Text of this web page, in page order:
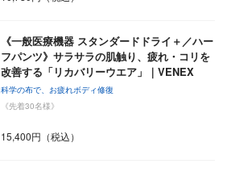
《一般医療機器 スタンダードドライ＋／ハー
フパンツ》サラサラの肌触り、疲れ・コリを
改善する「リカバリーウエア」｜VENEX
科学の布で、お疲れボディ修復
《先着30名様》
15,400円（税込）